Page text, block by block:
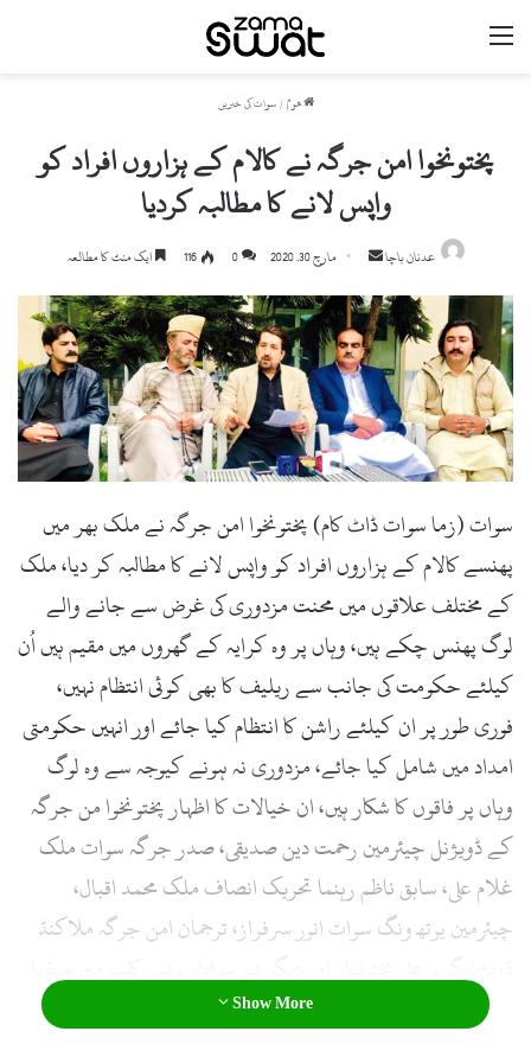
ھوم / سوات کی خبریں
پختونخوا امن جرگہ نے کالام کے ہزاروں افراد کو
واپس لانے کا مطالبہ کردیا
عدنان باچا
n
d
a
n
e
m
a
i
مارچ 30, 2020 0
116 ایک منٹ کا مطالعہ
سوات (زما سوات ڈاٹ کام) پختونخوا امن جرگہ نے ملک بھر میں
پھنسے کالام کے ہزاروں افراد کو واپس لانے کا مطالبہ کر دیا، ملک
کے مختلف علاقوں میں محنت مزدوری کی غرض سے جانے والے
لوگ پھنس چکے ہیں، وہاں پر وہ کرایہ کے گھروں میں مقیم ہیں اُن
کیلئے حکومت کی جانب سے ریلیف کا بھی کوئی انتظام نہیں،
فوری طور پر ان کیلئے راشن کا انتظام کیا جائے اور انہیں حکومتی
امداد میں شامل کیا جائے، مزدوری نہ ہونے کیوجہ سے وہ لوگ
وہاں پر فاقوں کا شکار ہیں، ان خیالات کا اظہار پختونخوا من جرگہ
کے ڈویژنل چیئرمین رحمت دین صدیقی، صدر جرگہ سوات ملک
غلام علی، سابق ناظم رہنما تحریک انصاف ملک محمد اقبال،
چیئرمین یوتھ ونگ سوات انور سرفراز، ترجمان امن جرگہ ملاکنڈ
بریفنگ کے دوران کیا انہوں نے کہا کہ کورونا وائرس کے پیش
Show More